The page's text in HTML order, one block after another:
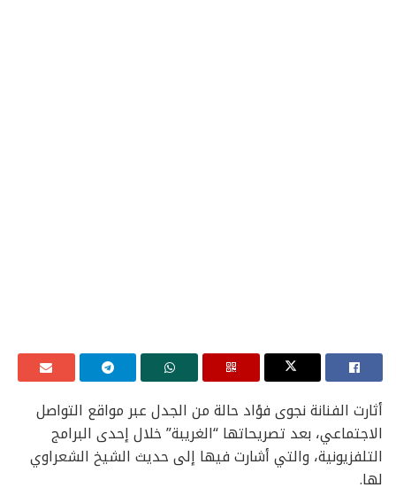
أثارت الفنانة نجوى فؤاد حالة من الجدل عبر مواقع التواصل
الاجتماعي، بعد تصريحاتها “الغريبة” خلال إحدى البرامج
التلفزيونية، والتي أشارت فيها إلى حديث الشيخ الشعراوي
لها.